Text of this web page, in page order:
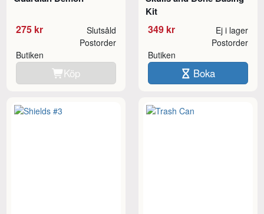
275 kr Slutsåld
Butiken
Postorder
Köp
Kit
349 kr Ej i lager
Butiken
Postorder
Boka